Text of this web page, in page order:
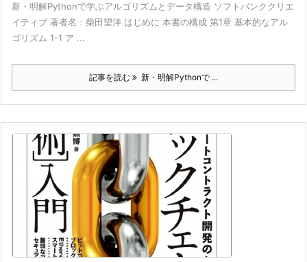
新・明解Pythonで学ぶアルゴリズムとデータ構造 ソフトバンククリエ
イティブ 著者名：柴田望洋 はじめに 本書の構成 第1章 基本的なアル
ゴリズム 1-1 ア ...
記事を読む 新・明解Pythonで ...